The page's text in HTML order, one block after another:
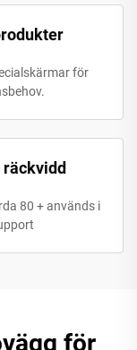
för
80 + används i
för